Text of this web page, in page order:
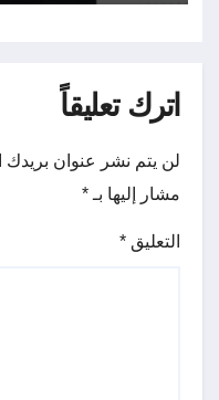
اترك تعليقاً
لن يتم نشر عنوان بريدك
مشار إليها بـ *
التعليق *